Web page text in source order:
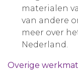
materialen
van andere
meer over
Nederland.
Overige